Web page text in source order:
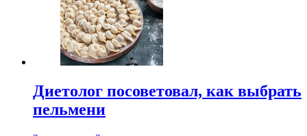
Диетолог посоветовал, как выбрать
пельмени